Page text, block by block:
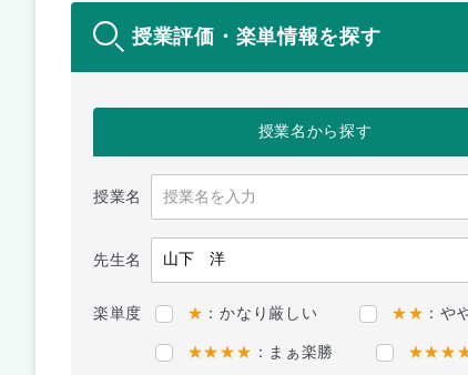
授業評価・楽単情報を探す
授業名から探す
授業名
先生名
楽単度 ★ ：かなり厳しい ★★ ：や
★★★★ ：まぁ楽勝